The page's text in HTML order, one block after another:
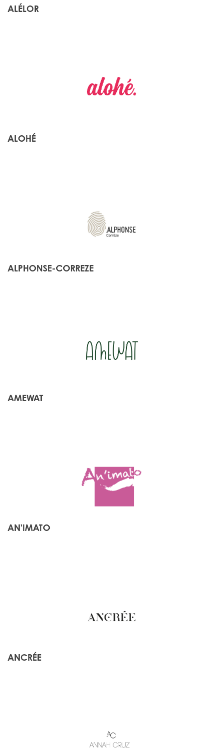
ALÉLOR
ALOHÉ
ALPHONSE-CORREZE
AMEWAT
AN'IMATO
ANCRÉE